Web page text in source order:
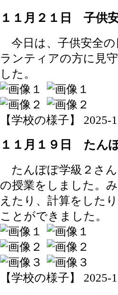
１１月２１日 子供
今日は、子供安全の
ランティアの方に見
した。
【学校の様子】 2025-
１１月１９日 たん
たんぽぽ学級２さ
の授業をしました。
えたり、計算をした
ことができました。
【学校の様子】 2025-